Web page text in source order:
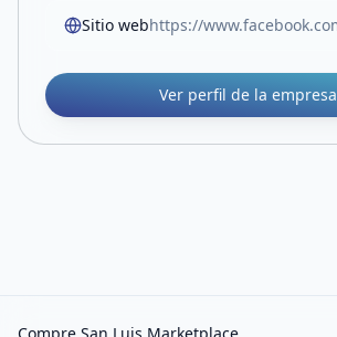
Sitio web
Ver perfil de la empresa